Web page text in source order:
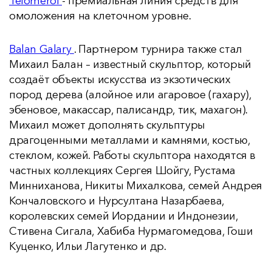
омоложения на клеточном уровне.
Balan Galary . Партнером турнира также стал
Михаил Балан – известный скульптор, который
создаёт объекты искусства из экзотических
пород дерева (алойное или агаровое (гахару),
эбеновое, макассар, палисандр, тик, махагон).
Михаил может дополнять скульптуры
драгоценными металлами и камнями, костью,
стеклом, кожей. Работы скульптора находятся в
частных коллекциях Сергея Шойгу, Рустама
Минниханова, Никиты Михалкова, семей Андрея
Кончаловского и Нурсултана Назарбаева,
королевских семей Иордании и Индонезии,
Стивена Сигала, Хабиба Нурмагомедова, Гоши
Куценко, Ильи Лагутенко и др.